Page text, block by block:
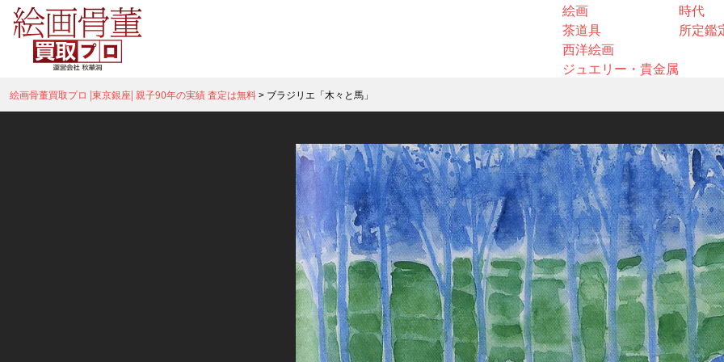
絵画
茶道具
西洋絵画
ジュエリー・貴金属
時代
所定鑑
絵画骨董買取プロ |東京銀座| 親子90年の実績 査定は無料> ブラジリエ「木々と馬」